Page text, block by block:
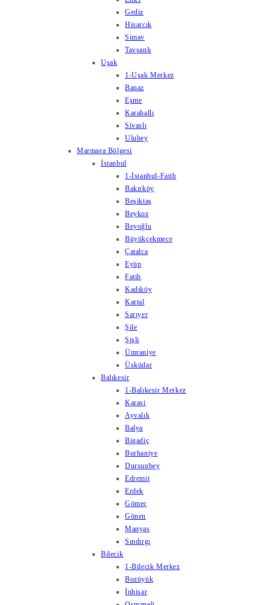
Gediz
Hisarcık
Simav
Tavşanlı
Uşak
1-Uşak Merkez
Banaz
Eşme
Karahallı
Sivaslı
Ulubey
Marmaea Bölgesi
İstanbul
1-İstanbul-Fatih
Bakırköy
Beşiktaş
Beykoz
Beyoğlu
Büyükçekmece
Çatalca
Eyüp
Fatih
Kadıköy
Kartal
Sarıyer
Şile
Şişli
Ümraniye
Üsküdar
Balıkesir
1-Balıkesir Merkez
Karasi
Ayvalık
Balya
Bigadiç
Burhaniye
Dursunbey
Edremit
Erdek
Gömeç
Gönen
Manyas
Sındırgı
Bilecik
1-Bilecik Merkez
Bozüyük
İnhisar